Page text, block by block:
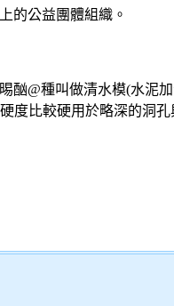
的公益團體組織。
酗@種叫做清水模(水泥
度比較硬用於略深的洞